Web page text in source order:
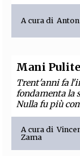
A cura di
Mani
Trent'anni fa
fondamenta la
Nulla fu più
A cura di
Zama